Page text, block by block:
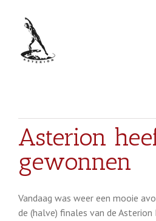
Asterion
gewonnen
Vandaag was weer een mooie
de (halve) finales van de Asterion